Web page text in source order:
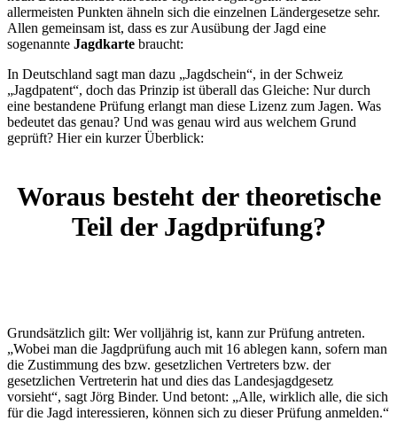
allermeisten Punkten ähneln sich die einzelnen Ländergesetze sehr.
Allen gemeinsam ist, dass es zur Ausübung der Jagd eine
sogenannte Jagdkarte braucht:
In Deutschland sagt man dazu „Jagdschein“, in der Schweiz
„Jagdpatent“, doch das Prinzip ist überall das Gleiche: Nur durch
eine bestandene Prüfung erlangt man diese Lizenz zum Jagen. Was
bedeutet das genau? Und was genau wird aus welchem Grund
geprüft? Hier ein kurzer Überblick:
Woraus besteht der theoretische
Teil der Jagdprüfung?
Grundsätzlich gilt: Wer volljährig ist, kann zur Prüfung antreten.
„Wobei man die Jagdprüfung auch mit 16 ablegen kann, sofern man
die Zustimmung des bzw. gesetzlichen Vertreters bzw. der
gesetzlichen Vertreterin hat und dies das Landesjagdgesetz
vorsieht“, sagt Jörg Binder. Und betont: „Alle, wirklich alle, die sich
für die Jagd interessieren, können sich zu dieser Prüfung anmelden.“